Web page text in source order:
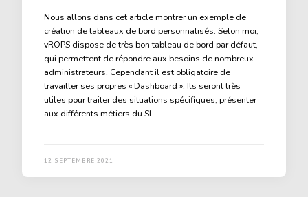
Nous allons dans cet article montrer un exemple de
création de tableaux de bord personnalisés. Selon moi,
vROPS dispose de très bon tableau de bord par défaut,
qui permettent de répondre aux besoins de nombreux
administrateurs. Cependant il est obligatoire de
travailler ses propres « Dashboard ». Ils seront très
utiles pour traiter des situations spécifiques, présenter
aux différents métiers du SI …
12 SEPTEMBRE 2021